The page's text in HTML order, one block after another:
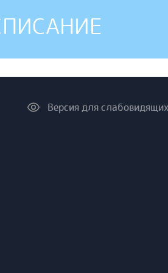
Версия для слабовидящих